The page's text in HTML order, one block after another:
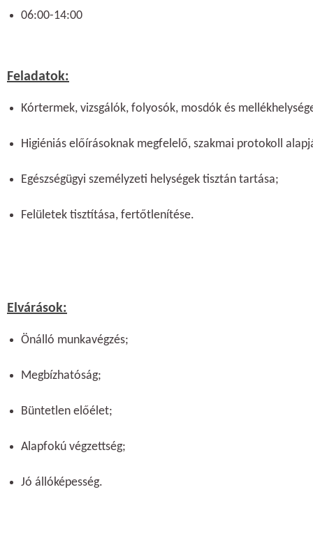
06:00-14:00
Feladatok:
Kórtermek, vizsgálók, folyosók, mosdók és
Higiéniás előírásoknak megfelelő, szakmai protokoll
Egészségügyi személyzeti helységek tisztán tartása;
Felületek tisztítása, fertőtlenítése.
Elvárások:
Önálló munkavégzés;
Megbízhatóság;
Büntetlen előélet;
Alapfokú végzettség;
Jó állóképesség.